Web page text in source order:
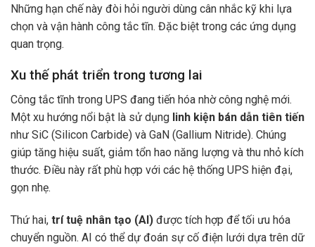
Những hạn chế này đòi hỏi người dùng cân nhắc kỹ khi lựa
chọn và vận hành công tắc tĩn. Đặc biệt trong các ứng dụng
quan trọng.
Xu thế phát triển trong tương lai
Công tắc tĩnh trong UPS đang tiến hóa nhờ công nghệ mới.
Một xu hướng nổi bật là sử dụng linh kiện bán dẫn tiên tiến
như SiC (Silicon Carbide) và GaN (Gallium Nitride). Chúng
giúp tăng hiệu suất, giảm tổn hao năng lượng và thu nhỏ kích
thước. Điều này rất phù hợp với các hệ thống UPS hiện đại,
gọn nhẹ.
Thứ hai, trí tuệ nhân tạo (AI) được tích hợp để tối ưu hóa
chuyển nguồn. AI có thể dự đoán sự cố điện lưới dựa trên dữ